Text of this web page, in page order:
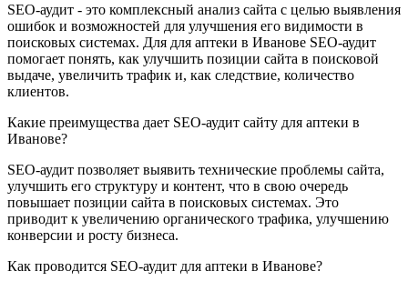
SEO-аудит - это комплексный анализ сайта с целью выявления
ошибок и возможностей для улучшения его видимости в
поисковых системах. Для для аптеки в Иванове SEO-аудит
помогает понять, как улучшить позиции сайта в поисковой
выдаче, увеличить трафик и, как следствие, количество
клиентов.
Какие преимущества дает SEO-аудит сайту для аптеки в
Иванове?
SEO-аудит позволяет выявить технические проблемы сайта,
улучшить его структуру и контент, что в свою очередь
повышает позиции сайта в поисковых системах. Это
приводит к увеличению органического трафика, улучшению
конверсии и росту бизнеса.
Как проводится SEO-аудит для аптеки в Иванове?